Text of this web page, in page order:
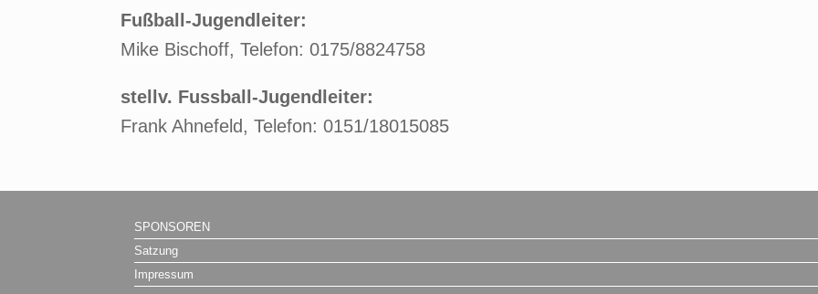
Fußball-Jugendleiter:
Mike Bischoff, Telefon: 0175/8824758
stellv. Fussball-Jugendleiter:
Frank Ahnefeld, Telefon: 0151/18015085
SPONSOREN
Satzung
Impressum